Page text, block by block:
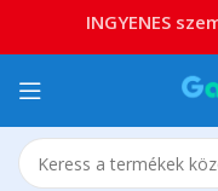
INGYENES